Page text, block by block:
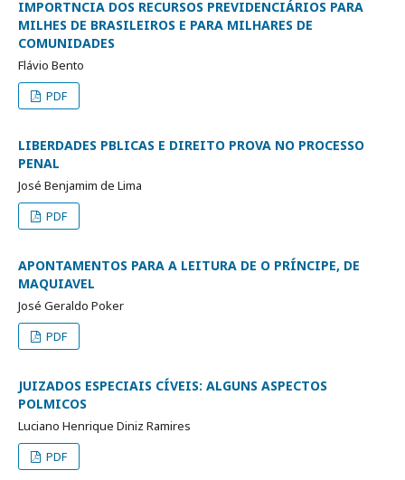
IMPORTNCIA DOS RECURSOS PREVIDENCIÁRIOS PARA
MILHES DE BRASILEIROS E PARA MILHARES DE
COMUNIDADES
Flávio Bento
PDF
LIBERDADES PBLICAS E DIREITO PROVA NO PROCESSO
PENAL
José Benjamim de Lima
PDF
APONTAMENTOS PARA A LEITURA DE O PRÍNCIPE, DE
MAQUIAVEL
José Geraldo Poker
PDF
JUIZADOS ESPECIAIS CÍVEIS: ALGUNS ASPECTOS
POLMICOS
Luciano Henrique Diniz Ramires
PDF